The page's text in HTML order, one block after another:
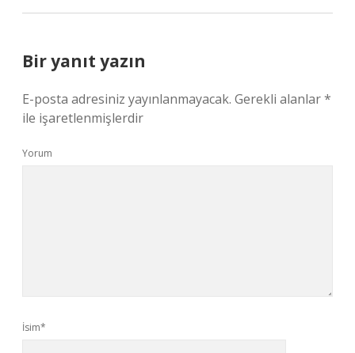
Bir yanıt yazın
E-posta adresiniz yayınlanmayacak. Gerekli alanlar*
ile işaretlenmişlerdir
Yorum
İsim*